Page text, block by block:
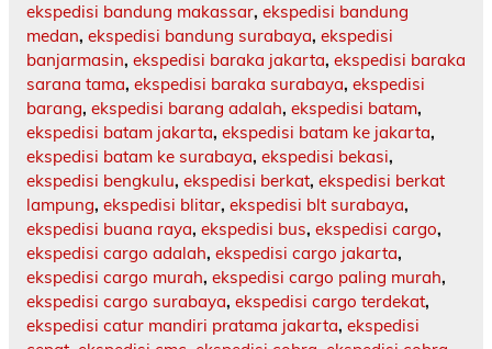
ekspedisi bandung makassar, ekspedisi bandung
medan, ekspedisi bandung surabaya, ekspedisi
banjarmasin, ekspedisi baraka jakarta, ekspedisi baraka
sarana tama, ekspedisi baraka surabaya, ekspedisi
barang, ekspedisi barang adalah, ekspedisi batam,
ekspedisi batam jakarta, ekspedisi batam ke jakarta,
ekspedisi batam ke surabaya, ekspedisi bekasi,
ekspedisi bengkulu, ekspedisi berkat, ekspedisi berkat
lampung, ekspedisi blitar, ekspedisi blt surabaya,
ekspedisi buana raya, ekspedisi bus, ekspedisi cargo,
ekspedisi cargo adalah, ekspedisi cargo jakarta,
ekspedisi cargo murah, ekspedisi cargo paling murah,
ekspedisi cargo surabaya, ekspedisi cargo terdekat,
ekspedisi catur mandiri pratama jakarta, ekspedisi